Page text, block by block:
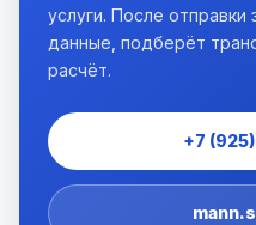
услуги. После
данные, подберёт
расчёт.
+7